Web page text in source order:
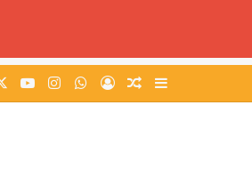
You TubeInstagramWhatsApp
AccediUn articolo a